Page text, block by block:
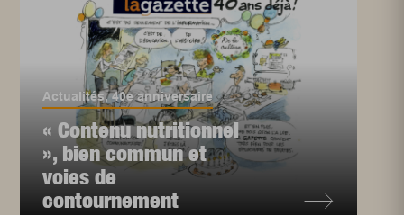
Actualités,40e anniversaire
« Contenu nutritionnel
», bien commun et
voies de
contournement